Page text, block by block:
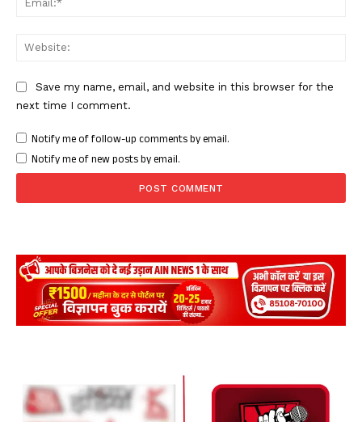
Save my name, email, and website in this browser for the
next time I comment.
Notify me of follow-up comments by email.
Notify me of new posts by email.